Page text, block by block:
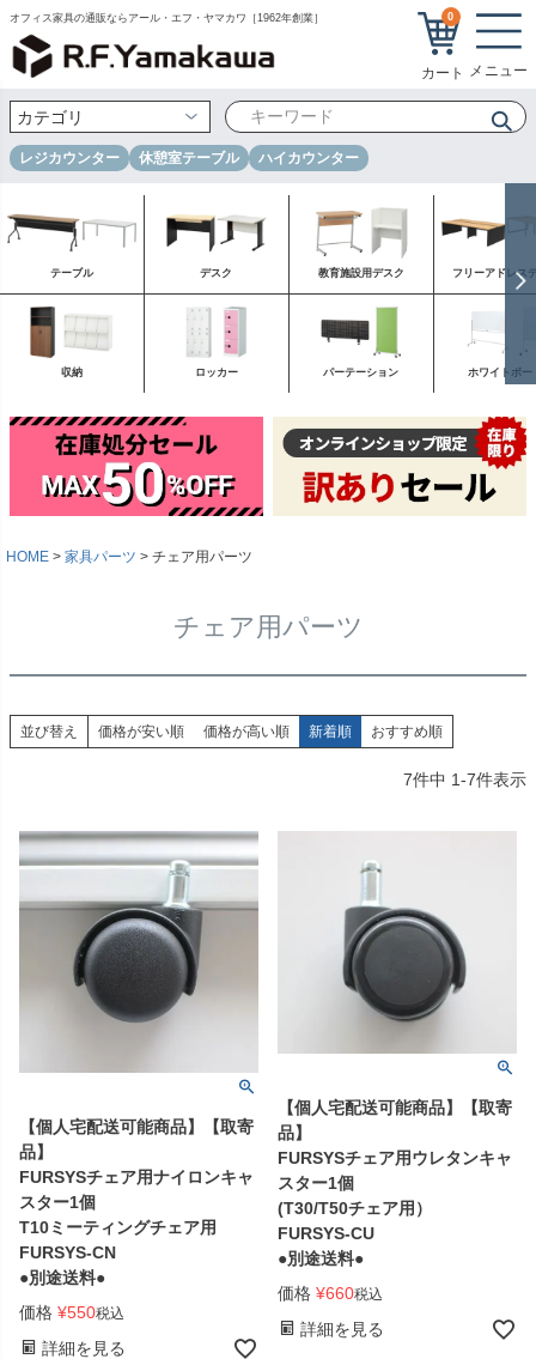
オフィス家具の通販ならアール・エフ・ヤマカワ［1962年創業］ 0
レジカウンター 休憩室テーブル ハイカウンター
テーブル デスク 教育施設用デスク フリーアドレス
収納 ロッカー パーテーション ホワイトボー
HOME 家具パーツ チェア用パーツ
チェア用パーツ
並び替え 価格が安い順 価格が高い順 新着順 おすすめ順
7件中 1-7件表示
【個人宅配送可能商品】【取寄
品】
FURSYSチェア用ナイロンキャ
スター1個
T10ミーティングチェア用
FURSYS-CN
●別途送料●
価格 ¥550税込
詳細を見る
【個人宅配送可能商品】【取寄
品】
FURSYSチェア用ウレタンキャ
スター1個
(T30/T50チェア用）
FURSYS-CU
●別途送料●
価格 ¥660税込
詳細を見る